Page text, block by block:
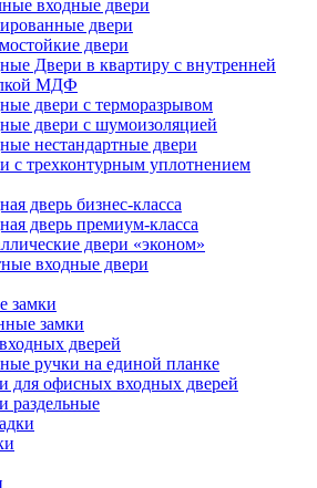
входные двери
двери
двери
Двери в квартиру с внутренней
МДФ
двери с терморазрывом
двери с шумоизоляцией
нестандартные двери
с трехконтурным уплотнением
дверь бизнес-класса
дверь премиум-класса
двери «эконом»
входные двери
замки
замки
дверей
ручки на единой планке
для офисных входных дверей
раздельные